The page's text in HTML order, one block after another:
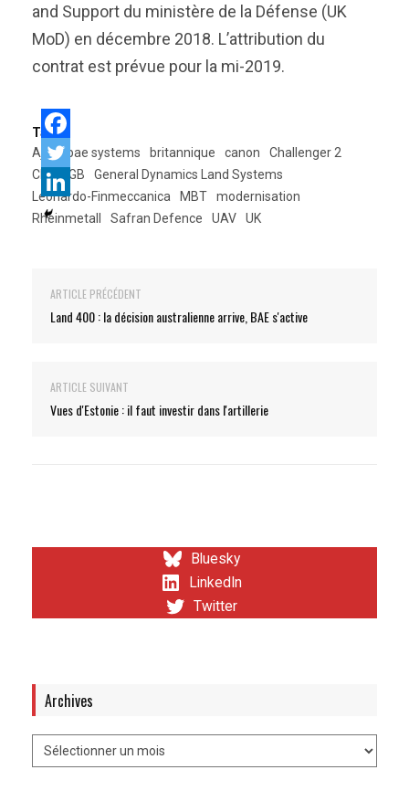
and Support du ministère de la Défense (UK
MoD) en décembre 2018. L’attribution du
contrat est prévue pour la mi-2019.
Tags:
Ajax
bae systems britannique canon
Challenger 2
Char
GB
General Dynamics Land Systems
Leonardo-Finmeccanica
MBT
modernisation
Rheinmetall
Safran Defence UAV UK
ARTICLE PRÉCÉDENT
Land 400 : la décision australienne arrive, BAE s'active
ARTICLE SUIVANT
Vues d'Estonie : il faut investir dans l'artillerie
Bluesky
LinkedIn
Twitter
Archives